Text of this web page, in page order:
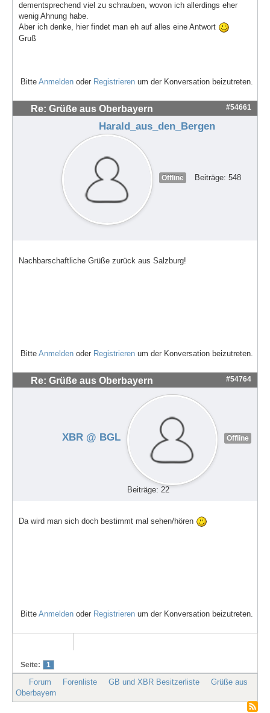
dementsprechend viel zu schrauben, wovon ich allerdings eher
wenig Ahnung habe.
Aber ich denke, hier findet man eh auf alles eine Antwort
Gruß
Bitte Anmelden oder Registrieren um der Konversation beizutreten.
Re: Grüße aus Oberbayern #54661
Harald_aus_den_Bergen
Offline Beiträge: 548
Nachbarschaftliche Grüße zurück aus Salzburg!
Bitte Anmelden oder Registrieren um der Konversation beizutreten.
Re: Grüße aus Oberbayern #54764
XBR @ BGL Offline
Beiträge: 22
Da wird man sich doch bestimmt mal sehen/hören
Bitte Anmelden oder Registrieren um der Konversation beizutreten.
Seite: 1
Forum Forenliste GB und XBR Besitzerliste
Grüße aus
Oberbayern